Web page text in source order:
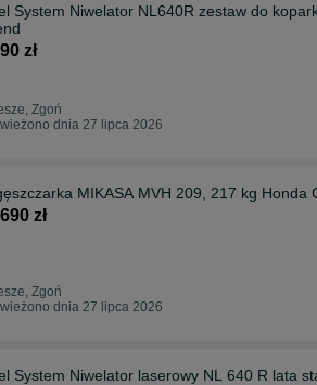
System Niwelator NL640R zestaw do
zł
Zgoń
dnia 27 lipca 2026
MIKASA MVH 209, 217 kg Honda
zł
Zgoń
dnia 27 lipca 2026
System Niwelator laserowy NL 640 R lata